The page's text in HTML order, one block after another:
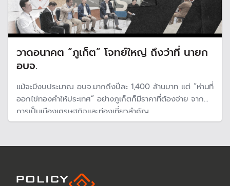
วาดอนาคต “ภูเก็ต” โจทย์ใหญ่ ถึงว่าที่ นายก
อบจ.
แม้จะมีงบประมาณ อบจ.มากถึงปีละ 1,400 ล้านบาท แต่ “ห่านที่
ออกไข่ทองคำให้ประเทศ” อย่างภูเก็ตก็มีราคาที่ต้องจ่าย จาก
การเป็นเมืองเศรษฐกิจและท่องเที่ยวสำคัญ